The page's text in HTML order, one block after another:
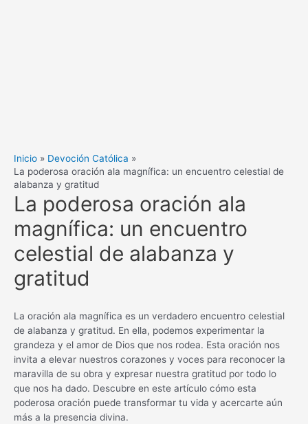
Inicio
Devoción Católica
La poderosa oración ala magnífica: un encuentro celestial de
alabanza y gratitud
La poderosa oración ala
magnífica: un encuentro
celestial de alabanza y
gratitud
La oración ala magnífica es un verdadero encuentro celestial
de alabanza y gratitud. En ella, podemos experimentar la
grandeza y el amor de Dios que nos rodea. Esta oración nos
invita a elevar nuestros corazones y voces para reconocer la
maravilla de su obra y expresar nuestra gratitud por todo lo
que nos ha dado. Descubre en este artículo cómo esta
poderosa oración puede transformar tu vida y acercarte aún
más a la presencia divina.